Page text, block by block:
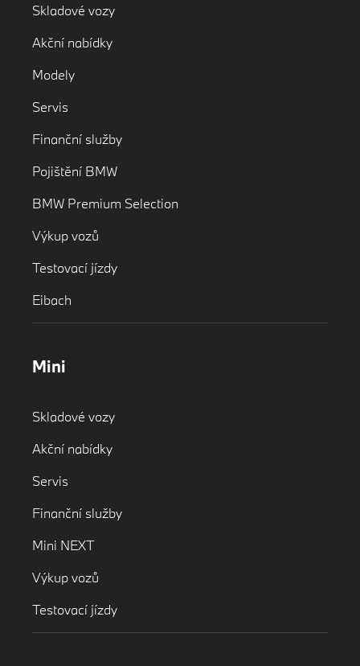
Skladové vozy
Akční nabídky
Modely
Servis
Finanční služby
Pojištění BMW
BMW Premium Selection
Výkup vozů
Testovací jízdy
Eibach
Mini
Skladové vozy
Akční nabídky
Servis
Finanční služby
Mini NEXT
Výkup vozů
Testovací jízdy